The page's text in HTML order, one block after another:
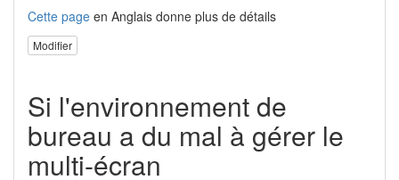
Cette page en Anglais donne plus de détails
Modifier
Si l'environnement de
bureau a du mal à gérer le
multi-écran